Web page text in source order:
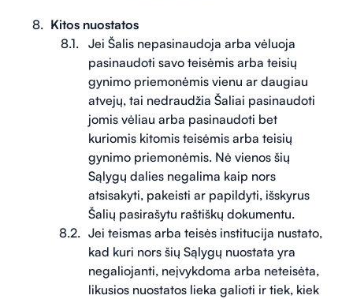
Kitos nuostatos
Jei Šalis nepasinaudoja arba vėluoja
pasinaudoti savo teisėmis arba teisių
gynimo priemonėmis vienu ar daugiau
atvejų, tai nedraudžia Šaliai pasinaudoti
jomis vėliau arba pasinaudoti bet
kuriomis kitomis teisėmis arba teisių
gynimo priemonėmis. Nė vienos šių
Sąlygų dalies negalima kaip nors
atsisakyti, pakeisti ar papildyti, išskyrus
Šalių pasirašytu raštiškų dokumentu.
Jei teismas arba teisės institucija nustato,
kad kuri nors šių Sąlygų nuostata yra
negaliojanti, neįvykdoma arba neteisėta,
likusios nuostatos lieka galioti ir tiek, kiek